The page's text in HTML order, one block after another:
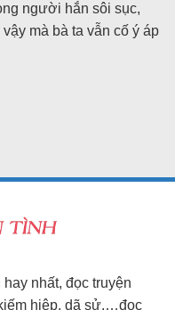
người hắn sôi sục,
mà bà ta vẫn cố ý áp
nhất, đọc truyện
hiệp, dã sử,…đọc